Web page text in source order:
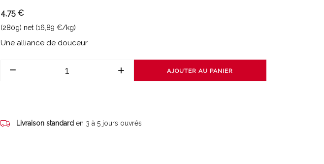
4,75 €
(280g) net (16,89 €/kg)
Une alliance de douceur
AJOUTER AU PANIER
Livraison standard en 3 à 5 jours ouvrés